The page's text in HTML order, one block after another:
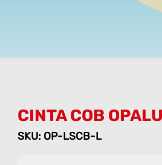
CINTA COB
SKU: OP-LSCB-L